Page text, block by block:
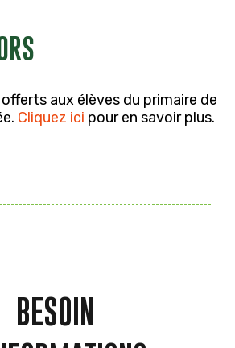
aux élèves du primaire de
Cliquez ici pour en savoir plus.
BESOIN